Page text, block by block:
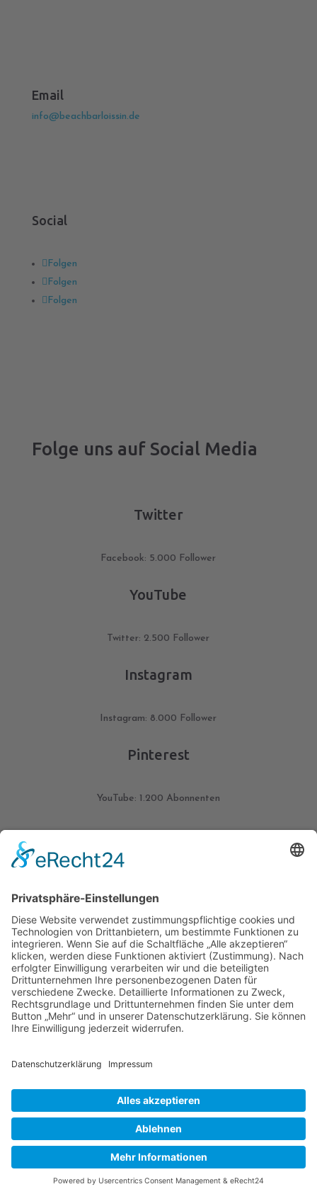
Email
info@beachbarloissin.de
Social
Folgen
Folgen
Folgen
Folge uns auf Social Media
Twitter
Facebook: 5.000 Follower
YouTube
Twitter: 2.500 Follower
Instagram
Instagram: 8.000 Follower
Pinterest
YouTube: 1.200 Abonnenten
Besuche uns und erlebe
unvergessliche Momente!
Erlebe die besten Events am Greifswalder Bodden! Von
Live-Musik bis zu Silent-Disco-Parties – bei uns ist immer
etwas los. Komm vorbei und genieße die einzigartige
Atmosphäre bei BeachBar Loissin. Dein Lieblingsplatz
Jetzt besuchen